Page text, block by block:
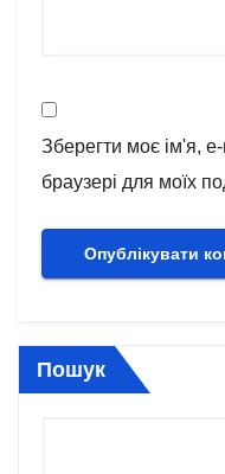
Зберегти моє ім'я,
браузері для моїх
Пошук